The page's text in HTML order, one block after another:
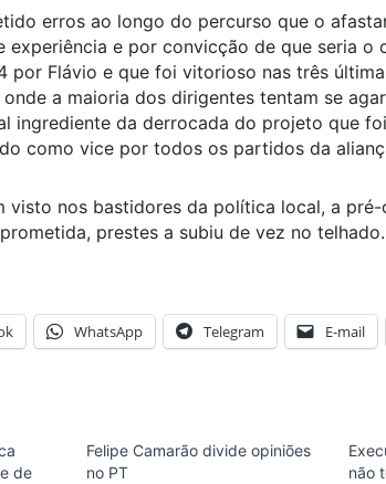
erros ao longo do percurso que o
experiência e por convicção de que seria o
por Flávio e que foi vitorioso nas três
a maioria dos dirigentes tentam se
ingrediente da derrocada do projeto que
como vice por todos os partidos da
visto nos bastidores da política local, a
prestes a subiu de vez no telhado.
WhatsApp Telegram E-mail
de
Felipe Camarão divide opiniões
no PT
não